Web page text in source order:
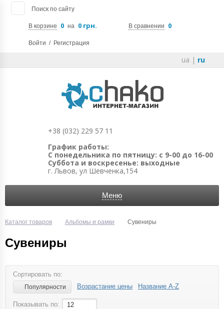
Поиск по сайту
В корзине 0 на 0 грн. В сравнении 0
Войти / Регистрация
ua | ru
+38 (032) 229 57 11
График работы:
С понедельника по пятницу: с 9-00 до 16-00
Суббота и воскресенье: выходные
г. Львов, ул Шевченка,154
Меню
Каталог товаров Альбомы и рамки Сувениры
Сувениры
Сортировать по:
Популярности Возрастание цены Название A-Z
Показывать по:
12